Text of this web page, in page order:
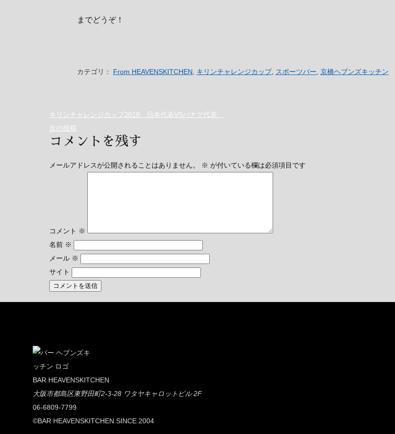
までどうぞ！
カテゴリ： From HEAVENSKITCHEN キリンチャレンジカップ, スポーツバー 京橋ヘブンズキッチン
キリンチャレンジカップ2018 日本代表VSパナマ代表
次の投稿
コメントを残す
メールアドレスが公開されることはありません。 ※ が付いている欄は必須項目です
コメント ※
名前 ※
メール ※
サイト
BAR HEAVENSKITCHEN
大阪市都島区東野田町2-3-28 ワタヤキャロットビル 2F
06-6809-7799
©BAR HEAVENSKITCHEN.SINCE 2004